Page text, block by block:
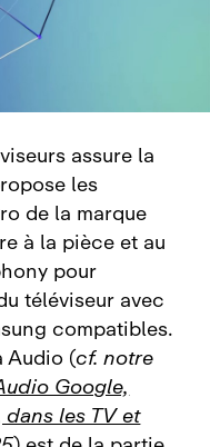
assure la
les
de la marque
à la pièce et au
pour
téléviseur avec
compatibles.
Audio (cf. notre
Google,
les TV et